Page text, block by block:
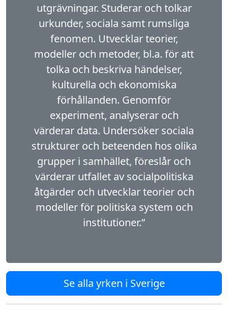
utgrävningar. Studerar och tolkar
urkunder, sociala samt rumsliga
fenomen. Utvecklar teorier,
modeller och metoder, bl.a. för att
tolka och beskriva händelser,
kulturella och ekonomiska
förhållanden. Genomför
experiment, analyserar och
värderar data. Undersöker sociala
strukturer och beteenden hos olika
grupper i samhället, föreslår och
värderar utfallet av socialpolitiska
åtgärder och utvecklar teorier och
modeller för politiska system och
institutioner.”
Se alla yrken i Sverige